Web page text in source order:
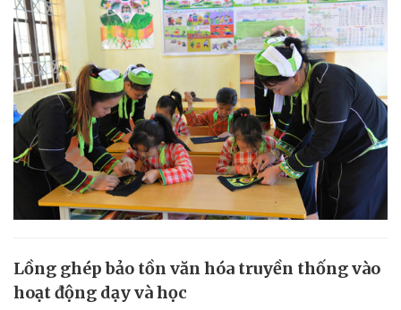
Lồng ghép bảo tồn văn hóa truyền thống vào
hoạt động dạy và học